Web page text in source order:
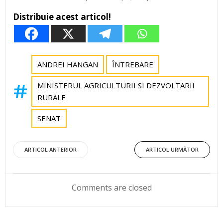
Distribuie acest articol!
ANDREI HANGAN ÎNTREBARE
MINISTERUL AGRICULTURII SI DEZVOLTARII
RURALE
SENAT
Post
navigation
ARTICOL ANTERIOR
Post
navigation
ARTICOL URMĂTOR
Comments are closed